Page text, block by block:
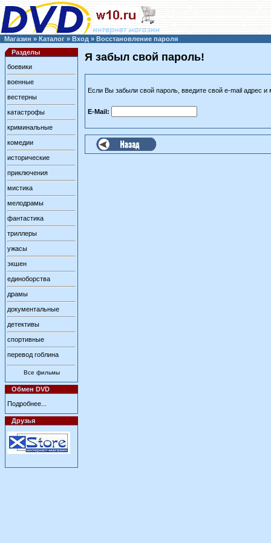
Магазин » Каталог » Вход » Восстановление пароля
Разделы
боевики
военные
вестерны
катастрофы
криминальные
комедии
исторические
приключения
мистика
мелодрамы
фантастика
триллеры
ужасы
экшен
единоборства
драмы
документальные
детективы
спортивные
перевод гоблина
Все фильмы
Обмен DVD
Подробнее...
Друзья
Я забыл свой пароль!
Если Вы забыли свой пароль, введите свой e-mail адрес
E-Mail: